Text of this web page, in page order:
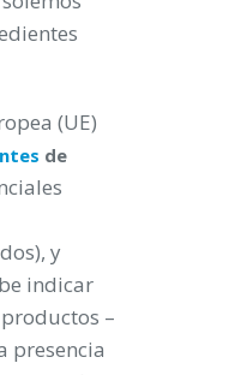
(UE)
de
y
indicar
–
presencia